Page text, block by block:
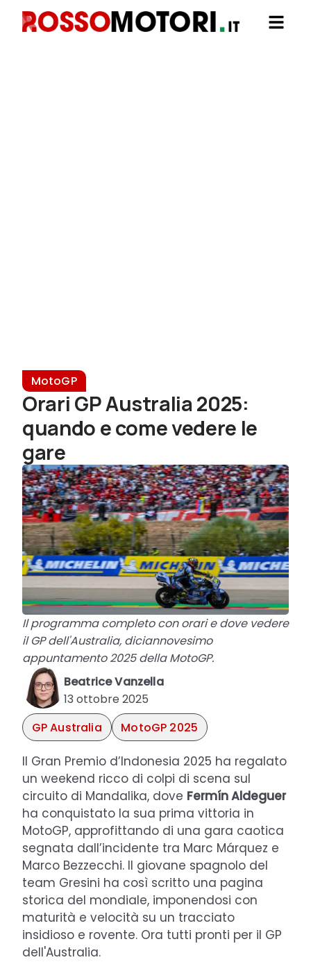
MotoGP
Orari GP Australia 2025:
quando e come vedere le
gare
Il programma completo con orari e dove vedere
il GP dell'Australia, diciannovesimo
appuntamento 2025 della MotoGP.
Beatrice Vanzella
13 ottobre 2025
GP Australia
MotoGP 2025
Il Gran Premio d’Indonesia 2025 ha regalato
un weekend ricco di colpi di scena sul
circuito di Mandalika, dove Fermín Aldeguer
ha conquistato la sua prima vittoria in
MotoGP, approfittando di una gara caotica
segnata dall’incidente tra Marc Márquez e
Marco Bezzecchi. Il giovane spagnolo del
team Gresini ha così scritto una pagina
storica del mondiale, imponendosi con
maturità e velocità su un tracciato
insidioso e rovente. Ora tutti pronti per il GP
dell'Australia.